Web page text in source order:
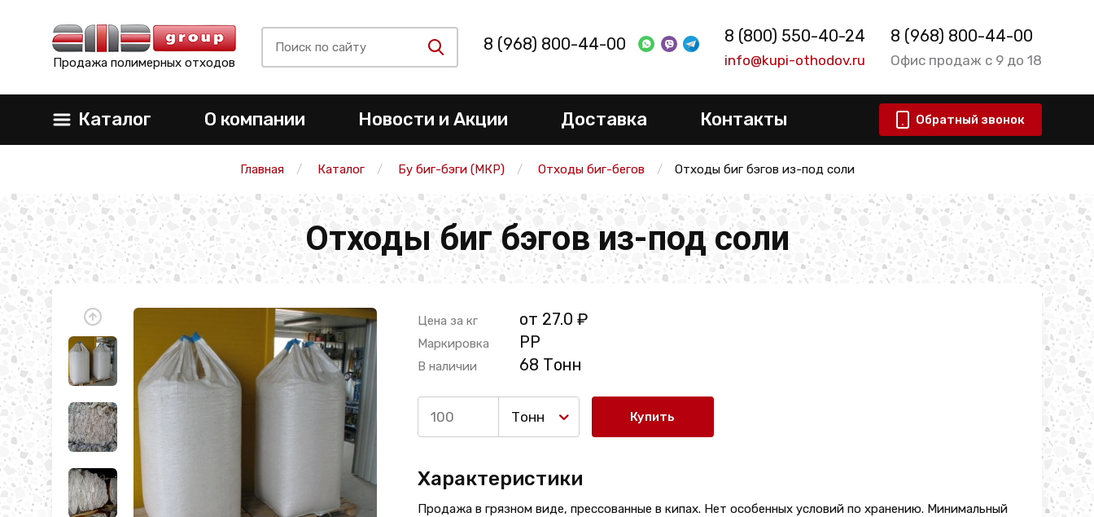
Продажа полимерных отходов
8 (968) 800-44-00 8 (800) 550-40-24
info@kupi-othodov.ru
8 (968) 800-44-00
Офис продаж с 9 до 18
Каталог О компании Новости и Акции Доставка Контакты Обратный звонок
Главная Каталог Бу биг-бэги (МКР) Отходы биг-бегов Отходы биг бэгов из-под соли
Отходы биг бэгов из-под соли
Цена за кг от 27.0 ₽
Маркировка PP
В наличии 68 Тонн
Тонн Купить
Характеристики
Продажа в грязном виде, прессованные в кипах. Нет особенных условий по хранению. Минимальный